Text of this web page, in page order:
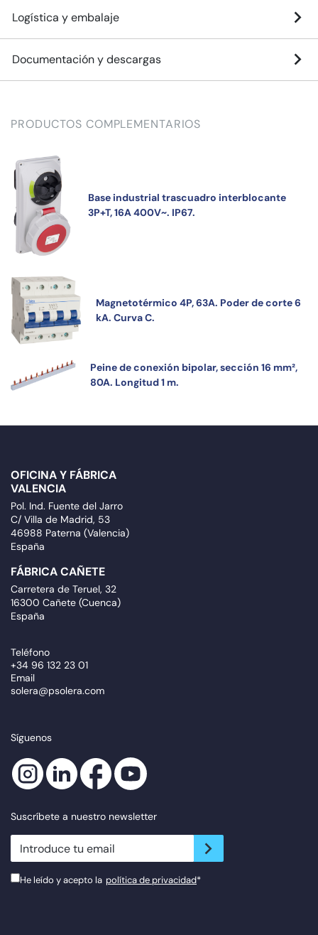
Logística y embalaje
Documentación y descargas
PRODUCTOS COMPLEMENTARIOS
Base industrial trascuadro interblocante
3P+T, 16A 400V~. IP67.
Magnetotérmico 4P, 63A. Poder de corte 6
kA. Curva C.
Peine de conexión bipolar, sección 16 mm²,
80A. Longitud 1 m.
OFICINA Y FÁBRICA
VALENCIA
Pol. Ind. Fuente del Jarro
C/ Villa de Madrid, 53
46988 Paterna (Valencia)
España
FÁBRICA CAÑETE
Carretera de Teruel, 32
16300 Cañete (Cuenca)
España
Teléfono
+34 96 132 23 01
Email
solera@psolera.com
Síguenos
Suscríbete a nuestro newsletter
newsletter.suscribe
He leído y acepto la política de privacidad*